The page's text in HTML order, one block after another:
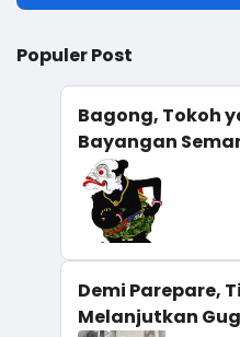
Populer Post
Bagong, Tokoh
Bayangan
Demi Parepare,
Melanjutkan